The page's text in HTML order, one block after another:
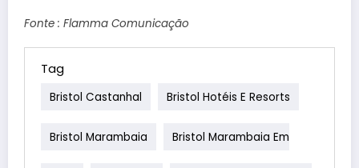
Fonte : Flamma Comunicação
Tag
Bristol Castanhal Bristol Hotéis E Resorts
Bristol Marambaia Bristol Marambaia Em